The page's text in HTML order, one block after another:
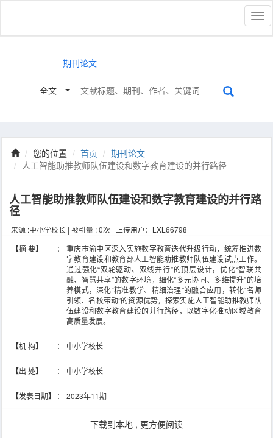
切
换
期刊论文
全文
您的位置 首页
期刊论文
人工智能助推教师队伍建设和数字教育建设的并行路径
人工智能助推教师队伍建设和数字教育建设的并行路
径
来源 :中小学校长 | 被引量 : 0次 | 上传用户：LXL66798
【摘 要】
：
重庆市渝中区深入实施数字教育迭代升级行动，统筹推进数
字教育建设和教育部人工智能助推教师队伍建设试点工作。
通过强化“双轮驱动、双线并行”的顶层设计，优化“智联共
融、智慧共享”的数字环境，细化“多元协同、多维提升”的培
养模式，深化“精准教学、精细治理”的融合应用，转化“名师
引领、名校带动”的资源优势，探索实施人工智能助推教师队
伍建设和数字教育建设的并行路径，以数字化推动区域教育
高质量发展。
【机 构】 ： 中小学校长
【出 处】 ： 中小学校长
【发表日期】 ： 2023年11期
下载到本地 , 更方便阅读